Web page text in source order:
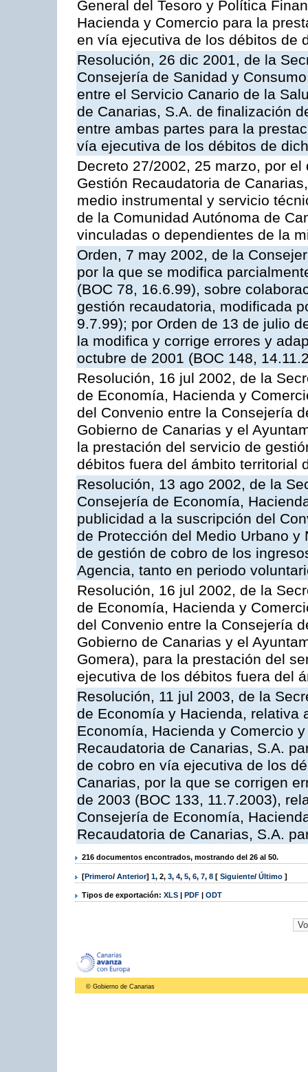
General del Tesoro y Política
Hacienda y Comercio para la
en vía ejecutiva de los débitos de
Resolución, 26 dic 2001, de la
Consejería de Sanidad y
entre el Servicio Canario de la
de Canarias, S.A. de finalización
entre ambas partes para la
vía ejecutiva de los débitos de
Decreto 27/2002, 25 marzo, por
Gestión Recaudatoria de
medio instrumental y servicio
de la Comunidad Autónoma de
vinculadas o dependientes de la
Orden, 7 may 2002, de la
por la que se modifica
(BOC 78, 16.6.99), sobre
gestión recaudatoria, modificada
9.7.99); por Orden de 13 de julio
la modifica y corrige errores y
octubre de 2001 (BOC 148,
Resolución, 16 jul 2002, de la
de Economía, Hacienda y
del Convenio entre la Consejería
Gobierno de Canarias y el
la prestación del servicio de
débitos fuera del ámbito territorial
Resolución, 13 ago 2002, de la
Consejería de Economía,
publicidad a la suscripción del
de Protección del Medio Urbano
de gestión de cobro de los
Agencia, tanto en periodo
Resolución, 16 jul 2002, de la
de Economía, Hacienda y
del Convenio entre la Consejería
Gobierno de Canarias y el
Gomera), para la prestación del
ejecutiva de los débitos fuera del
Resolución, 11 jul 2003, de la
de Economía y Hacienda, relativa
Economía, Hacienda y Comercio
Recaudatoria de Canarias, S.A.
de cobro en vía ejecutiva de los
Canarias, por la que se corrigen
de 2003 (BOC 133, 11.7.2003),
Consejería de Economía,
Recaudatoria de Canarias, S.A.
216 documentos encontrados, mostrando del 26 al 50.
[Primero/ Anterior] 1, 2, 3, 4, 5, 6, 7, 8 [ Siguiente/ Último ]
Tipos de exportación: XLS | PDF | ODT
© Gobierno de Canarias